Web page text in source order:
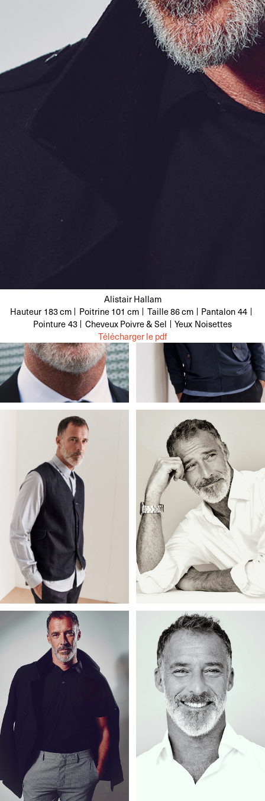
Alistair Hallam
Hauteur 183 cm Poitrine101 cm Taille86 cm Pantalon44
Pointure43 CheveuxPoivre & Sel Yeux Noisettes
Télécharger le pdf